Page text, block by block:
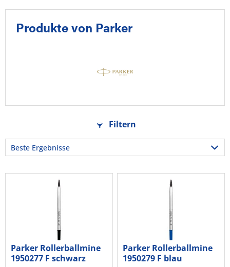
Produkte von Parker
Filtern
Parker Rollerballmine
1950277 F schwarz
Parker Rollerballmine
1950279 F blau